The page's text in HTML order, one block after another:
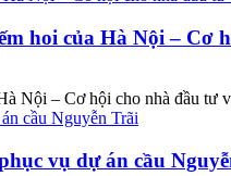
hoi của Hà Nội – Cơ
Nội – Cơ hội cho nhà đầu tư
vụ dự án cầu